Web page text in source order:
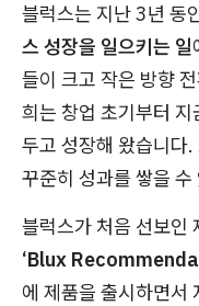
블럭스는 지난 3년 동
스 성장을 일으키는 일
들이 크고 작은 방향
희는 창업 초기부터 지
두고 성장해 왔습니다
꾸준히 성과를 쌓을 수
블럭스가 처음 선보인
‘Blux
에 제품을 출시하면서